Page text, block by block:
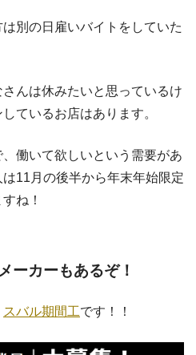
別の日雇いバイトをしていた
んは休みたいと思っているけ
ているお店はあります。
働いて欲しいという需要があ
11月の後半から年末年始限定
ね！
ーカーもあるぞ！
スバル期間工です！！